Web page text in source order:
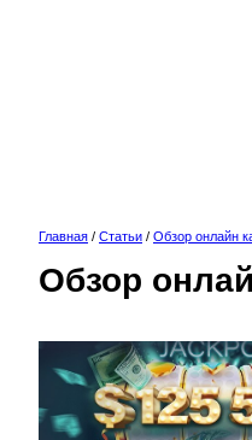
Главная / Статьи / Обзор онлайн
Обзор